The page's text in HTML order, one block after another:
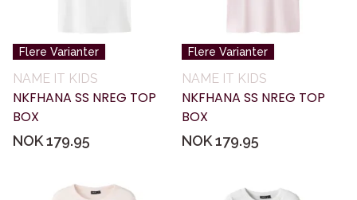
Flere Varianter
NAME IT KIDS
NKFHANA SS NREG TOP
BOX
NOK 179.95
Flere Varianter
NAME IT KIDS
NKFHANA SS NREG TOP
BOX
NOK 179.95